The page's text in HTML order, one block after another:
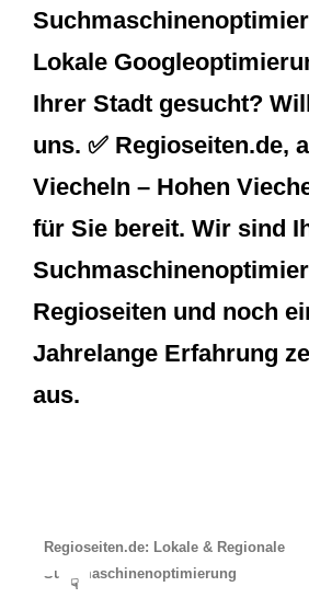
Lokale
Ihrer Stadt gesucht?
uns. ✅ Regioseiten.de,
Viecheln – Hohen
für Sie bereit. Wir sind
Regioseiten und noch
Jahrelange Erfahrung
aus.
Regioseiten.de: Lokale & Regionale
Suchmaschinenoptimierung
☟